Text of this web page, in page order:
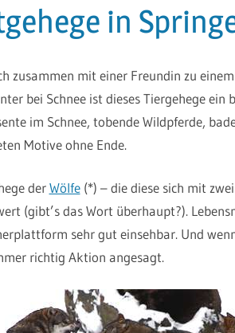
in
zusammen mit einer Freundin zu
bei Schnee ist dieses Tiergehege ein
im Schnee, tobende Wildpferde,
Motive ohne Ende.
derWölfe(*) – die diese sich mit zwei
(gibt’s das Wort überhaupt?).
sehr gut einsehbar. Und
richtig Aktion angesagt.